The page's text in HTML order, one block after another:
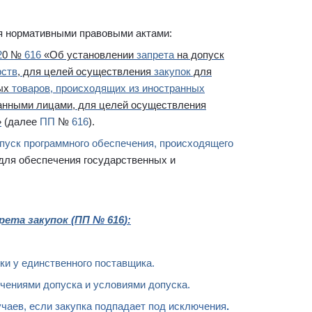
нормативными правовыми актами:
0 № 616 «Об установлении запрета на допуск
, для целей осуществления закупок для
товаров, происходящих из иностранных
лицами, для целей осуществления
(далее ПП № 616).
программного обеспечения, происходящего
обеспечения государственных и
закупок (ПП № 616):
у единственного поставщика.
допуска и условиями допуска.
если закупка подпадает под исключения.